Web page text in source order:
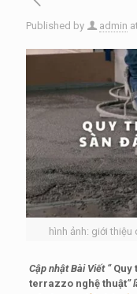
Published by admin
hình ảnh: giới
Cập nhật Bài Viết “Quy
terrazzo nghệ thuật”